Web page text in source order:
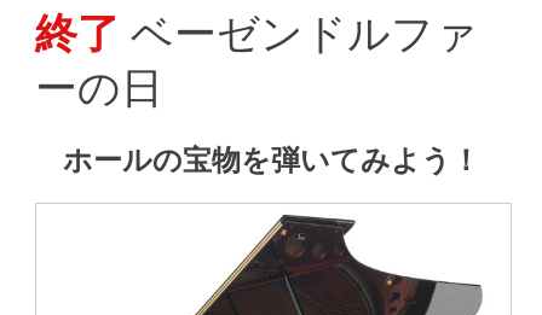
content
終了ベーゼンドルファ
ーの日
ホールの宝物を弾いてみよう！